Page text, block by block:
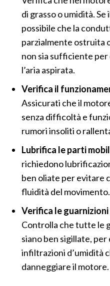
di grasso o umidità.
possibile che la
parzialmente ostruita
non sia sufficiente
l’aria aspirata.
Verifica il
Assicurati che il
senza difficoltà e
rumori insoliti o
Lubrifica le parti
richiedono
ben oliate per evitare
fluidità del movimento.
Verifica le
Controlla che tutte le
siano ben sigillate,
infiltrazioni d’umidità
danneggiare il motore.